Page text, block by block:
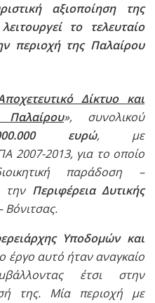
αξιοποίηση της
το τελευταίο
περιοχή της Παλαίρου
Δίκτυο και
Παλαίρου», συνολικού
ευρώ, με
2007-2013, για το οποίο
παράδοση –
την Περιφέρεια Δυτικής
Βόνιτσας.
Υποδομών και
έργο αυτό ήταν αναγκαίο
έτσι στην
της. Μία περιοχή με